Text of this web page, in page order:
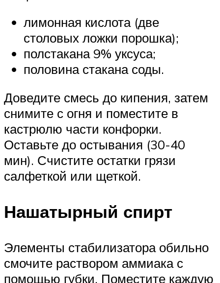
лимонная кислота (две
столовых ложки порошка);
полстакана 9% уксуса;
половина стакана соды.
Доведите смесь до кипения, затем
снимите с огня и поместите в
кастрюлю части конфорки.
Оставьте до остывания (30-40
мин). Счистите остатки грязи
салфеткой или щеткой.
Нашатырный спирт
Элементы стабилизатора обильно
смочите раствором аммиака с
помощью губки. Поместите каждую